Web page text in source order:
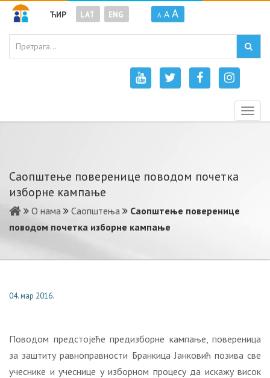
ЋИР LAT ENG A A A
Саопштење поверенице поводом почетка
изборне кампање
О нама Саопштења
Саопштење поверенице
поводом почетка изборне кампање
04. мар 2016.
Поводом предстојеће предизборне кампање, повереница
за заштиту равноправности Бранкица Јанковић позива све
учеснике и учеснице у изборном процесу да искажу висок